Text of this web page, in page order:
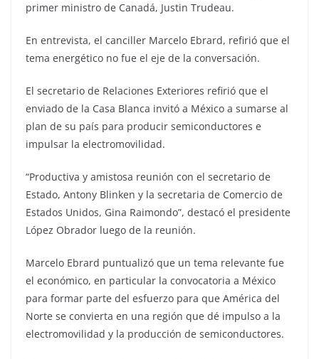
primer ministro de Canadá, Justin Trudeau.
En entrevista, el canciller Marcelo Ebrard, refirió que el
tema energético no fue el eje de la conversación.
El secretario de Relaciones Exteriores refirió que el
enviado de la Casa Blanca invitó a México a sumarse al
plan de su país para producir semiconductores e
impulsar la electromovilidad.
“Productiva y amistosa reunión con el secretario de
Estado, Antony Blinken y la secretaria de Comercio de
Estados Unidos, Gina Raimondo”, destacó el presidente
López Obrador luego de la reunión.
Marcelo Ebrard puntualizó que un tema relevante fue
el económico, en particular la convocatoria a México
para formar parte del esfuerzo para que América del
Norte se convierta en una región que dé impulso a la
electromovilidad y la producción de semiconductores.